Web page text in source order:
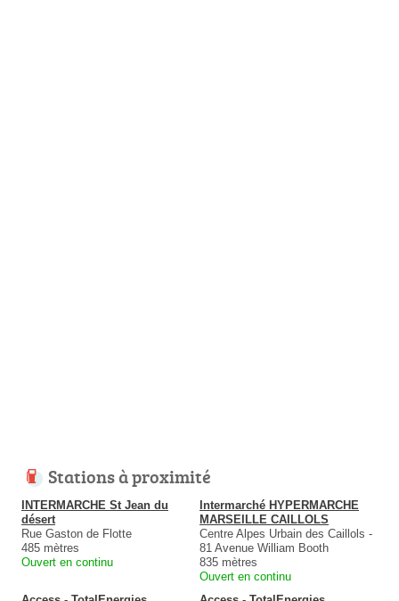
Stations à proximité
INTERMARCHE St Jean du
désert
Rue Gaston de Flotte
485 mètres
Ouvert en continu
Intermarché HYPERMARCHE
MARSEILLE CAILLOLS
Centre Alpes Urbain des Caillols -
81 Avenue William Booth
835 mètres
Ouvert en continu